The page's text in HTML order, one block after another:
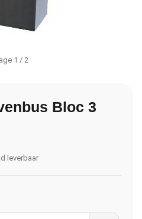
1 / 2
Bloc 3
leverbaar